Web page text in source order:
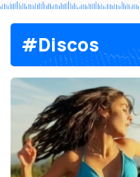
#Discos